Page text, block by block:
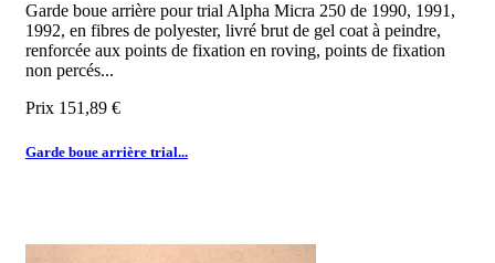
Garde boue arrière pour trial Alpha Micra 250 de 1990, 1991,
1992, en fibres de polyester, livré brut de gel coat à peindre,
renforcée aux points de fixation en roving, points de fixation
non percés...
Prix 151,89 €
Garde boue arrière trial...